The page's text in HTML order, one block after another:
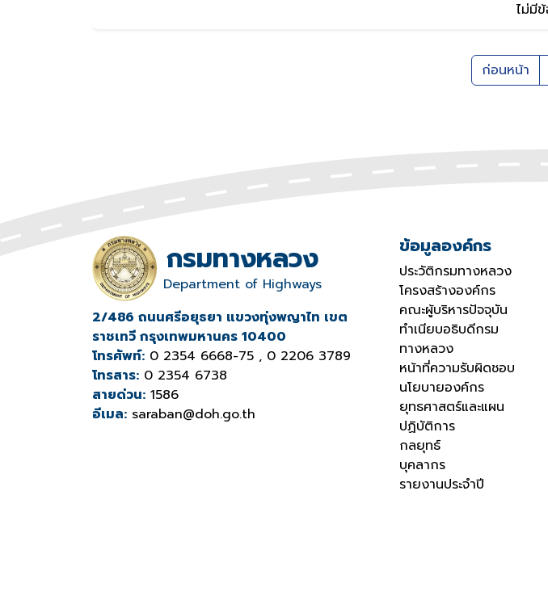
ไม่มี
ก่อนหน้า
กรมทางหลวง
Department of Highways
2/486 ถนนศรีอยุธยา แขวงทุ่งพญาไท เขต
ราชเทวี กรุงเทพมหานคร 10400
โทรศัพท์: 0 2354 6668-75 , 0 2206 3789
โทรสาร: 0 2354 6738
สายด่วน: 1586
อีเมล: saraban@doh.go.th
ข้อมูลองค์กร
ประวัติกรมทางหลวง
โครงสร้างองค์กร
คณะผู้บริหารปัจจุบัน
ทำเนียบอธิบดีกรม
ทางหลวง
หน้าที่ความรับผิดชอบ
นโยบายองค์กร
ยุทธศาสตร์และแผน
ปฏิบัติการ
กลยุทธ์
บุคลากร
รายงานประจำปี